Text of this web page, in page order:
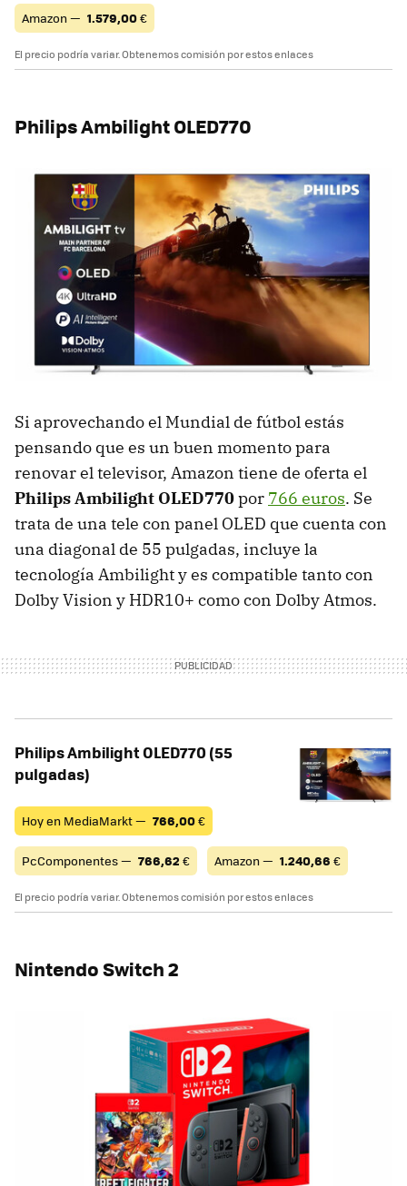
Amazon — 1.579,00€
El precio podría variar. Obtenemos comisión por estos enlaces
Philips Ambilight OLED770
Si aprovechando el Mundial de fútbol estás
pensando que es un buen momento para
renovar el televisor, Amazon tiene de oferta el
Philips Ambilight OLED770por 766 euros. Se
trata de una tele con panel OLED que cuenta con
una diagonal de 55 pulgadas, incluye la
tecnología Ambilight y es compatible tanto con
Dolby Vision y HDR10+ como con Dolby Atmos.
Philips Ambilight OLED770 (55
pulgadas)
Hoy en MediaMarkt — 766,00€
PcComponentes — 766,62 € Amazon — 1.240,66 €
El precio podría variar. Obtenemos comisión por estos enlaces
Nintendo Switch 2